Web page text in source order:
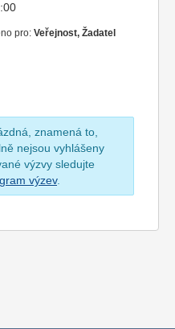
pro: Veřejnost, Žadatel
znamená to,
nejsou vyhlášeny
výzvy sledujte
výzev.